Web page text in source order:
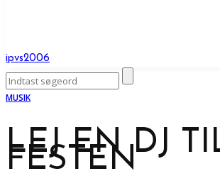
ipvs2006
MUSIK
LEJ EN DJ
FESTEN